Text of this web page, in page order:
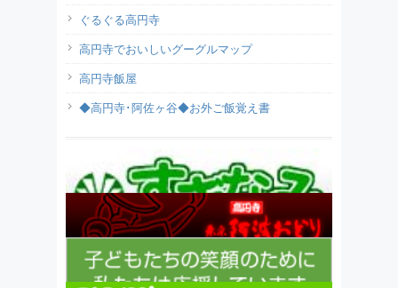
ぐるぐる高円寺
高円寺でおいしいグーグルマップ
高円寺飯屋
◆高円寺･阿佐ヶ谷◆お外ご飯覚え書